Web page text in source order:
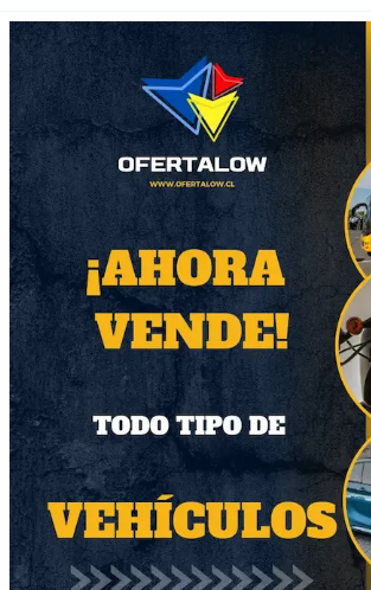
-Producto: Soundbar
Bluetooth Luces RGB 1200mAh
-Dimensiones:5,5 x 7,2 x Cm
-Color:Negro
-Material: Plástico
-Peso:0,6
-Sonido de Alta Calidad
-Conectividad Bluetooth 5.0
-Parlante con efecto de
-Parlante 2"" x2
-Distancia de transmisión 10mts
-Función True Wireless Stereo
-Radio FM • Reproductor de
-Puerto USB
-Lector tarjeta MicroSD
-Entrada de Audio Auxiliar
-Entrada de micrófono o Guitarra
-Puerto USB Tipo C para carga
-Batería de Litio recargable:
-Parlante con rejilla de acero"
-País de Fabricación: China
Entrega a convenir con el